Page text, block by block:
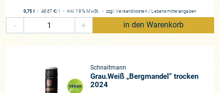
0,75 l ・ 46,67 €/ l ・inkl. 19 % MwSt. ・ zzgl.Versandkosten / Lebensmittelangaben
- + in den Warenkorb
Schnaitmann
Grau.Weiß „Bergmandel“ trocken
2024